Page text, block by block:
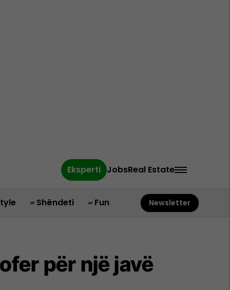
Eksperti JobsReal Estate
Shëndeti Fun Newsletter
për një javë